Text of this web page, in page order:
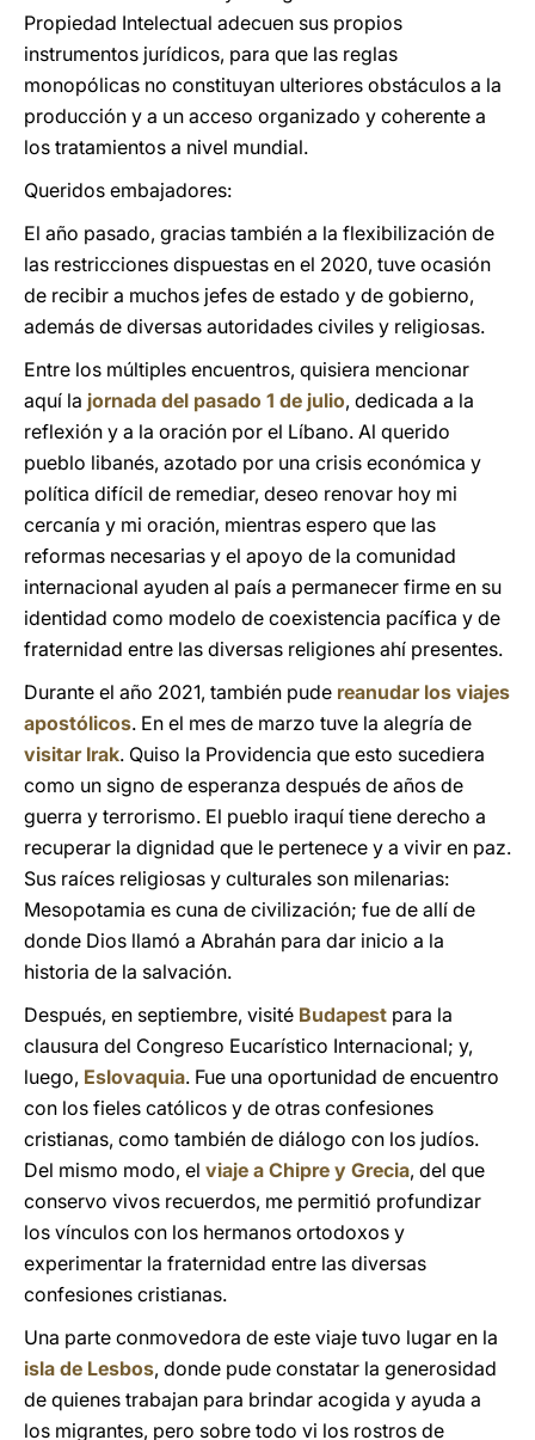
Propiedad Intelectual adecuen sus propios
instrumentos jurídicos, para que las reglas
monopólicas no constituyan ulteriores obstáculos a la
producción y a un acceso organizado y coherente a
los tratamientos a nivel mundial.
Queridos embajadores:
El año pasado, gracias también a la flexibilización de
las restricciones dispuestas en el 2020, tuve ocasión
de recibir a muchos jefes de estado y de gobierno,
además de diversas autoridades civiles y religiosas.
Entre los múltiples encuentros, quisiera mencionar
aquí la jornada del pasado 1 de julio, dedicada a la
reflexión y a la oración por el Líbano. Al querido
pueblo libanés, azotado por una crisis económica y
política difícil de remediar, deseo renovar hoy mi
cercanía y mi oración, mientras espero que las
reformas necesarias y el apoyo de la comunidad
internacional ayuden al país a permanecer firme en su
identidad como modelo de coexistencia pacífica y de
fraternidad entre las diversas religiones ahí presentes.
Durante el año 2021, también pude reanudar los viajes
apostólicos. En el mes de marzo tuve la alegría de
visitar Irak. Quiso la Providencia que esto sucediera
como un signo de esperanza después de años de
guerra y terrorismo. El pueblo iraquí tiene derecho a
recuperar la dignidad que le pertenece y a vivir en paz.
Sus raíces religiosas y culturales son milenarias:
Mesopotamia es cuna de civilización; fue de allí de
donde Dios llamó a Abrahán para dar inicio a la
historia de la salvación.
Después, en septiembre, visité Budapest para la
clausura del Congreso Eucarístico Internacional; y,
luego, Eslovaquia. Fue una oportunidad de encuentro
con los fieles católicos y de otras confesiones
cristianas, como también de diálogo con los judíos.
Del mismo modo, el viaje a Chipre y Grecia, del que
conservo vivos recuerdos, me permitió profundizar
los vínculos con los hermanos ortodoxos y
experimentar la fraternidad entre las diversas
confesiones cristianas.
Una parte conmovedora de este viaje tuvo lugar en la
isla de Lesbos, donde pude constatar la generosidad
de quienes trabajan para brindar acogida y ayuda a
los migrantes, pero sobre todo vi los rostros de